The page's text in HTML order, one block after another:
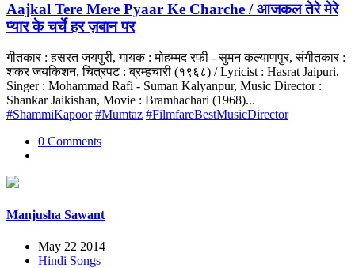
Aajkal Tere Mere Pyaar Ke Charche / आजकल तेरे मेरे
प्यार के चर्चे हर ज़बान पर
गीतकार : हसरत जयपुरी, गायक : मोहम्मद रफी - सुमन कल्याणपुर, संगीतकार :
शंकर जयकिशन, चित्रपट : ब्रम्हचारी (१९६८) / Lyricist : Hasrat Jaipuri,
Singer : Mohammad Rafi - Suman Kalyanpur, Music Director :
Shankar Jaikishan, Movie : Bramhachari (1968)...
#ShammiKapoor #Mumtaz #FilmfareBestMusicDirector
0 Comments
Manjusha Sawant
May 22 2014
Hindi Songs